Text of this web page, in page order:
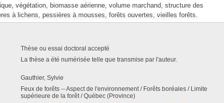
végétation, biomasse aérienne, volume marchand, structure des
à lichens, pessières à mousses, forêts ouvertes, vieilles forêts.
Thèse ou essai doctoral accepté
La thèse a été numérisée telle que transmise par l'auteur.
Gauthier, Sylvie
Feux de forêts -- Aspect de l'environnement / Forêts boréales / Limite
supérieure de la forêt / Québec (Province)